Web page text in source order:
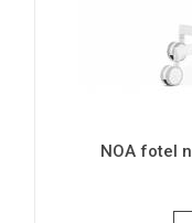
NOA fotel